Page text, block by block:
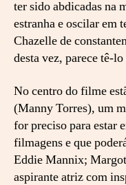
ter sido abdicadas na
estranha e oscilar em
Chazelle de
desta vez, parece tê-
No centro do filme
(Manny Torres), um
for preciso para estar
filmagens e que
Eddie Mannix;
aspirante atriz com